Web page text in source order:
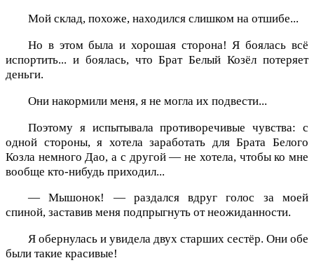
Мой склад, похоже, находился слишком на отшибе...
Но в этом была и хорошая сторона! Я боялась всё
испортить... и боялась, что Брат Белый Козёл потеряет
деньги.
Они накормили меня, я не могла их подвести...
Поэтому я испытывала противоречивые чувства: с
одной стороны, я хотела заработать для Брата Белого
Козла немного Дао, а с другой — не хотела, чтобы ко мне
вообще кто-нибудь приходил...
— Мышонок! — раздался вдруг голос за моей
спиной, заставив меня подпрыгнуть от неожиданности.
Я обернулась и увидела двух старших сестёр. Они обе
были такие красивые!